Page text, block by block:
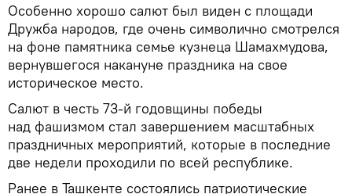
Особенно хорошо салют был виден с площади
Дружба народов, где очень символично смотрелся
на фоне памятника семье кузнеца Шамахмудова,
вернувшегося накануне праздника на свое
историческое место.
Салют в честь 73-й годовщины победы
над фашизмом стал завершением масштабных
праздничных мероприятий, которые в последние
две недели проходили по всей республике.
Ранее в Ташкенте состоялись патриотические